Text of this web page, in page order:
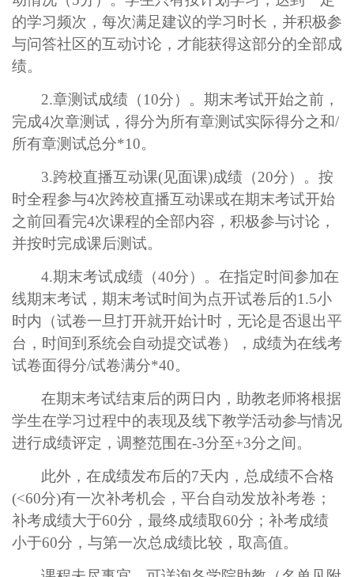
的学习频次，每次满足建议的学习时长，并积极参
与问答社区的互动讨论，才能获得这部分的全部成
绩。
2.章测试成绩（10分）。期末考试开始之前，
完成4次章测试，得分为所有章测试实际得分之和/
所有章测试总分*10。
3.跨校直播互动课(见面课)成绩（20分）。按
时全程参与4次跨校直播互动课或在期末考试开始
之前回看完4次课程的全部内容，积极参与讨论，
并按时完成课后测试。
4.期末考试成绩（40分）。在指定时间参加在
线期末考试，期末考试时间为点开试卷后的1.5小
时内（试卷一旦打开就开始计时，无论是否退出平
台，时间到系统会自动提交试卷），成绩为在线考
试卷面得分/试卷满分*40。
在期末考试结束后的两日内，助教老师将根据
学生在学习过程中的表现及线下教学活动参与情况
进行成绩评定，调整范围在-3分至+3分之间。
此外，在成绩发布后的7天内，总成绩不合格
(<60分)有一次补考机会，平台自动发放补考卷；
补考成绩大于60分，最终成绩取60分；补考成绩
小于60分，与第一次总成绩比较，取高值。